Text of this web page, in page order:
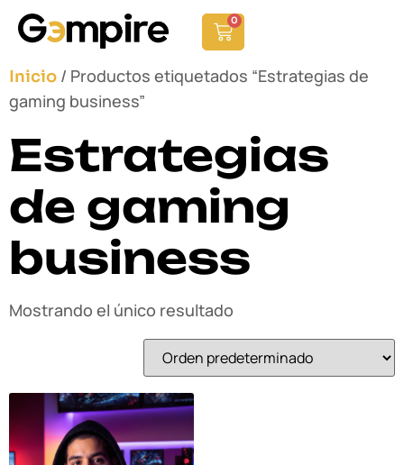
0
Inicio / Productos etiquetados “Estrategias de
gaming business”
Estrategias
de gaming
business
Mostrando el único resultado